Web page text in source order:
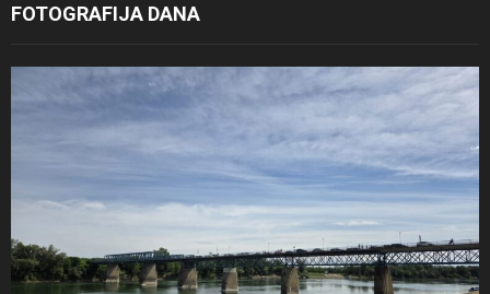
FOTOGRAFIJA DANA